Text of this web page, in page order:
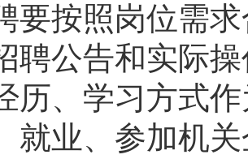
要按照岗位需
聘公告和实际
历、学习方式
就业、参加机